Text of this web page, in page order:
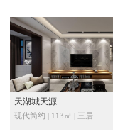
天湖城天源
现代简约 | 113㎡ | 三居